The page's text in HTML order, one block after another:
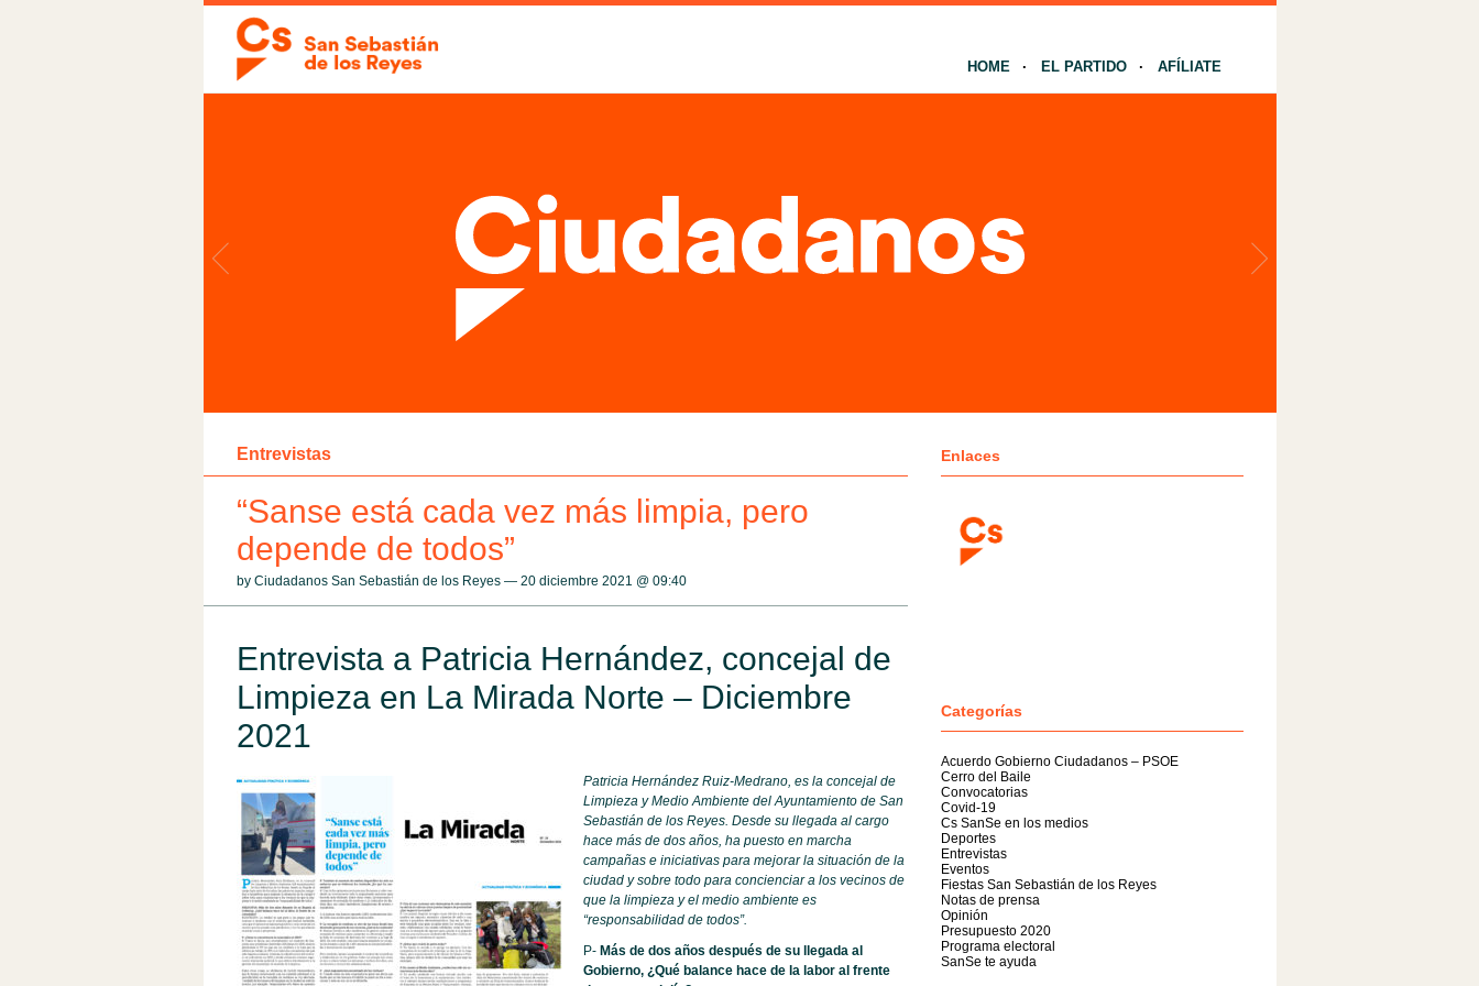
HOME EL PARTIDO AFÍLIATE
Entrevistas
“Sanse está cada vez más limpia, pero
depende de todos”
by Ciudadanos San Sebastián de los Reyes — 20 diciembre 2021 @ 09:40
Entrevista a Patricia Hernández, concejal de
Limpieza en La Mirada Norte – Diciembre
2021
Patricia Hernández Ruiz-Medrano, es la concejal de
Limpieza y Medio Ambiente del Ayuntamiento de San
Sebastián de los Reyes. Desde su llegada al cargo
hace más de dos años, ha puesto en marcha
campañas e iniciativas para mejorar la situación de la
ciudad y sobre todo para concienciar a los vecinos de
que la limpieza y el medio ambiente es
“responsabilidad de todos”.
P- Más de dos años después de su llegada al
Gobierno, ¿Qué balance hace de la labor al frente
Enlaces
Categorías
Acuerdo Gobierno Ciudadanos – PSOE
Cerro del Baile
Convocatorias
Covid-19
Cs SanSe en los medios
Deportes
Entrevistas
Eventos
Fiestas San Sebastián de los Reyes
Notas de prensa
Opinión
Presupuesto 2020
Programa electoral
SanSe te ayuda